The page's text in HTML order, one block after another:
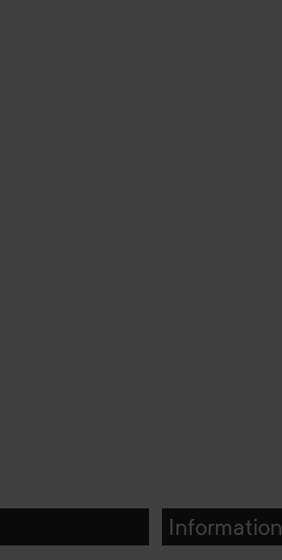
Information